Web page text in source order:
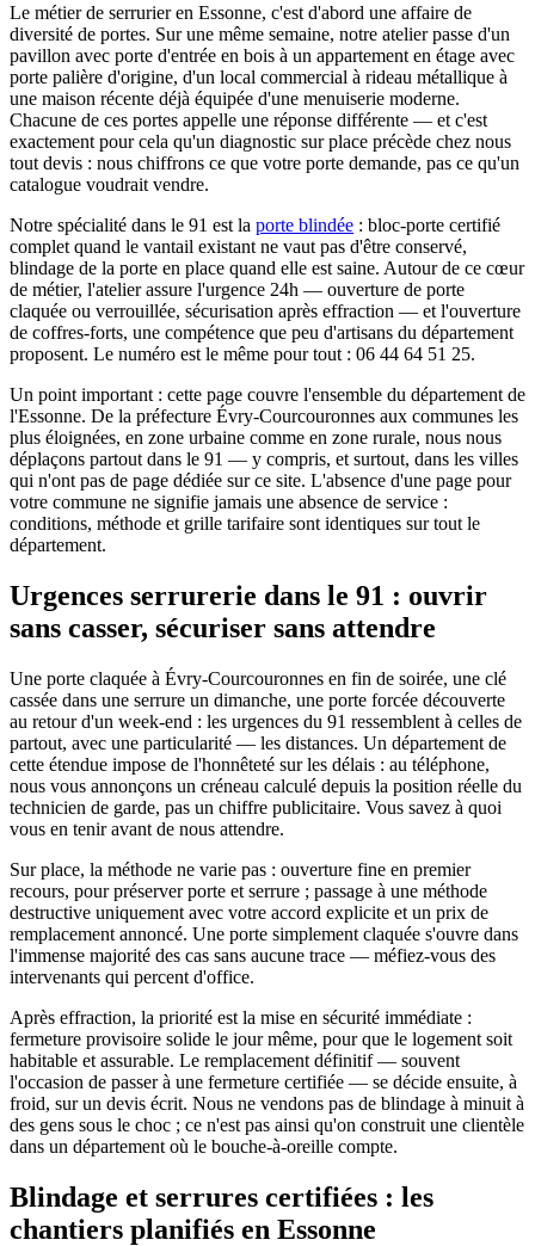
Le métier de serrurier en Essonne, c'est d'abord une affaire de
diversité de portes. Sur une même semaine, notre atelier passe d'un
pavillon avec porte d'entrée en bois à un appartement en étage avec
porte palière d'origine, d'un local commercial à rideau métallique à
une maison récente déjà équipée d'une menuiserie moderne.
Chacune de ces portes appelle une réponse différente — et c'est
exactement pour cela qu'un diagnostic sur place précède chez nous
tout devis : nous chiffrons ce que votre porte demande, pas ce qu'un
catalogue voudrait vendre.
Notre spécialité dans le 91 est la porte blindée : bloc-porte certifié
complet quand le vantail existant ne vaut pas d'être conservé,
blindage de la porte en place quand elle est saine. Autour de ce cœur
de métier, l'atelier assure l'urgence 24h — ouverture de porte
claquée ou verrouillée, sécurisation après effraction — et l'ouverture
de coffres-forts, une compétence que peu d'artisans du département
proposent. Le numéro est le même pour tout : 06 44 64 51 25.
Un point important : cette page couvre l'ensemble du département de
l'Essonne. De la préfecture Évry-Courcouronnes aux communes les
plus éloignées, en zone urbaine comme en zone rurale, nous nous
déplaçons partout dans le 91 — y compris, et surtout, dans les villes
qui n'ont pas de page dédiée sur ce site. L'absence d'une page pour
votre commune ne signifie jamais une absence de service :
conditions, méthode et grille tarifaire sont identiques sur tout le
département.
Urgences serrurerie dans le 91 : ouvrir
sans casser, sécuriser sans attendre
Une porte claquée à Évry-Courcouronnes en fin de soirée, une clé
cassée dans une serrure un dimanche, une porte forcée découverte
au retour d'un week-end : les urgences du 91 ressemblent à celles de
partout, avec une particularité — les distances. Un département de
cette étendue impose de l'honnêteté sur les délais : au téléphone,
nous vous annonçons un créneau calculé depuis la position réelle du
technicien de garde, pas un chiffre publicitaire. Vous savez à quoi
vous en tenir avant de nous attendre.
Sur place, la méthode ne varie pas : ouverture fine en premier
recours, pour préserver porte et serrure ; passage à une méthode
destructive uniquement avec votre accord explicite et un prix de
remplacement annoncé. Une porte simplement claquée s'ouvre dans
l'immense majorité des cas sans aucune trace — méfiez-vous des
intervenants qui percent d'office.
Après effraction, la priorité est la mise en sécurité immédiate :
fermeture provisoire solide le jour même, pour que le logement soit
habitable et assurable. Le remplacement définitif — souvent
l'occasion de passer à une fermeture certifiée — se décide ensuite, à
froid, sur un devis écrit. Nous ne vendons pas de blindage à minuit à
des gens sous le choc ; ce n'est pas ainsi qu'on construit une clientèle
dans un département où le bouche-à-oreille compte.
Blindage et serrures certifiées : les
chantiers planifiés en Essonne